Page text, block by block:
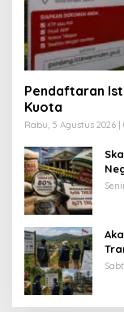
Pendaftaran
Kuota
Rabu, 5 Agustus 2026 |